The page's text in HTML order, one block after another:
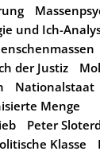
und Ich-
der Justiz
Nationalstaat
Menge
Peter
Klasse